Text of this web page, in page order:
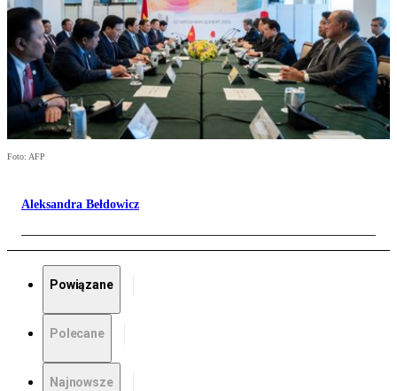
Foto: AFP
Aleksandra Bełdowicz
Powiązane
Polecane
Najnowsze